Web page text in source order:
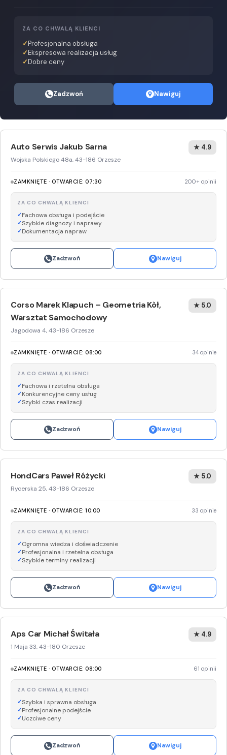
ZA CO CHWALĄ KLIENCI
Profesjonalna obsługa
Ekspresowa realizacja usług
Dobre ceny
Zadzwoń Nawiguj
Auto Serwis Jakub Sarna
Wojska Polskiego 48a, 43-186 Orzesze
★ 4.9
ZAMKNIĘTE · OTWARCIE: 07:30 200+ opinii
ZA CO CHWALĄ KLIENCI
Fachowa obsługa i podejście
Szybkie diagnozy i naprawy
Dokumentacja napraw
Zadzwoń Nawiguj
Corso Marek Klapuch – Geometria Kòł,
Warsztat Samochodowy
Jagodowa 4, 43-186 Orzesze
★ 5.0
ZAMKNIĘTE · OTWARCIE: 08:00 34 opinie
ZA CO CHWALĄ KLIENCI
Fachowa i rzetelna obsługa
Konkurencyjne ceny usług
Szybki czas realizacji
Zadzwoń Nawiguj
HondCars Paweł Różycki
Rycerska 25, 43-186 Orzesze
★ 5.0
ZAMKNIĘTE · OTWARCIE: 10:00 33 opinie
ZA CO CHWALĄ KLIENCI
Ogromna wiedza i doświadczenie
Profesjonalna i rzetelna obsługa
Szybkie terminy realizacji
Zadzwoń Nawiguj
Aps Car Michał Świtała
1 Maja 33, 43-180 Orzesze
★ 4.9
ZAMKNIĘTE · OTWARCIE: 08:00 61 opinii
ZA CO CHWALĄ KLIENCI
Szybka i sprawna obsługa
Profesjonalne podejście
Uczciwe ceny
Zadzwoń Nawiguj